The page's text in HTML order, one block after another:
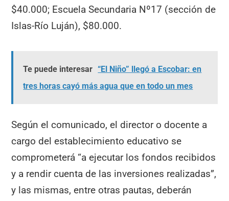
$40.000; Escuela Secundaria Nº17 (sección de
Islas-Río Luján), $80.000.
Te puede interesar “El Niño” llegó a Escobar: en
tres horas cayó más agua que en todo un mes
Según el comunicado, el director o docente a
cargo del establecimiento educativo se
comprometerá “a ejecutar los fondos recibidos
y a rendir cuenta de las inversiones realizadas”,
y las mismas, entre otras pautas, deberán